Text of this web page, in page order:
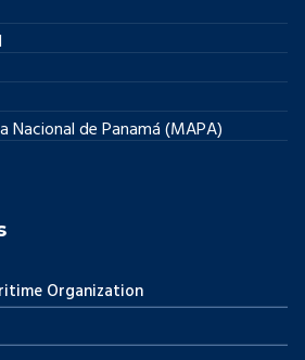
Nacional de Panamá (MAPA)
Organization